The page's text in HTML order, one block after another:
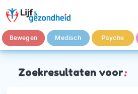
Bewegen Medisch Psyche
Zoekresultaten voor: